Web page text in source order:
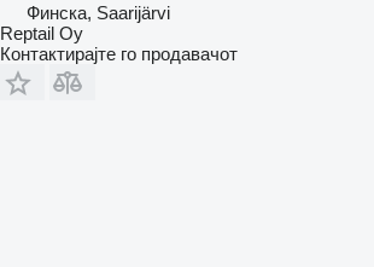
Финска, Saarijärvi
Reptail Oy
Контактирајте го продавачот